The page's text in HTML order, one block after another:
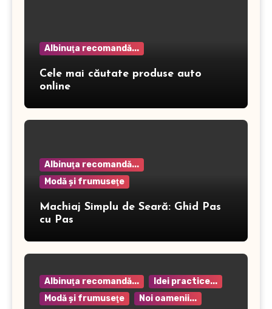
Albinuţa recomandă...
Cele mai căutate produse auto
online
Albinuţa recomandă...
Modă şi frumuseţe
Machiaj Simplu de Seară: Ghid Pas
cu Pas
Albinuţa recomandă...
Idei practice...
Modă şi frumuseţe
Noi oamenii...